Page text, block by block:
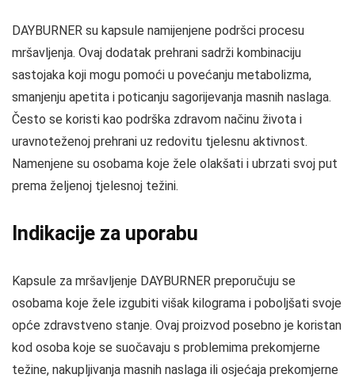
DAYBURNER su kapsule namijenjene podršci procesu
mršavljenja. Ovaj dodatak prehrani sadrži kombinaciju
sastojaka koji mogu pomoći u povećanju metabolizma,
smanjenju apetita i poticanju sagorijevanja masnih naslaga.
Često se koristi kao podrška zdravom načinu života i
uravnoteženoj prehrani uz redovitu tjelesnu aktivnost.
Namenjene su osobama koje žele olakšati i ubrzati svoj put
prema željenoj tjelesnoj težini.
Indikacije za uporabu
Kapsule za mršavljenje DAYBURNER preporučuju se
osobama koje žele izgubiti višak kilograma i poboljšati svoje
opće zdravstveno stanje. Ovaj proizvod posebno je koristan
kod osoba koje se suočavaju s problemima prekomjerne
težine, nakupljivanja masnih naslaga ili osjećaja prekomjerne